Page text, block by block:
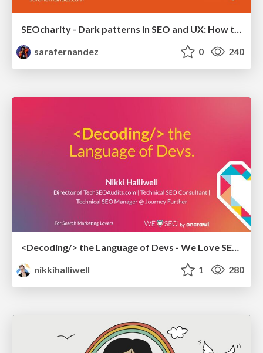
sarafernandez
0 240
<Decoding/> the Language of Devs - We Love SEO 2024
nikkihalliwell
1 280